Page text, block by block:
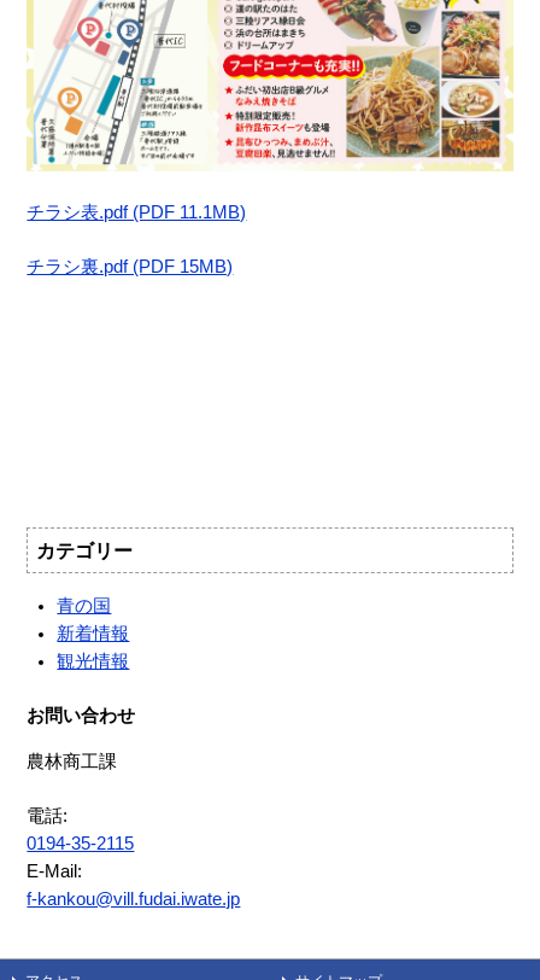
チラシ表.pdf (PDF 11.1MB)
チラシ裏.pdf (PDF 15MB)
カテゴリー
青の国
新着情報
観光情報
お問い合わせ
農林商工課
電話:
0194-35-2115
E-Mail:
f-kankou@vill.fudai.iwate.jp